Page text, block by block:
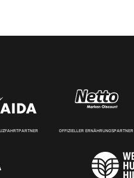
OFFIZIELLER ERNÄHRUNGSPARTNER